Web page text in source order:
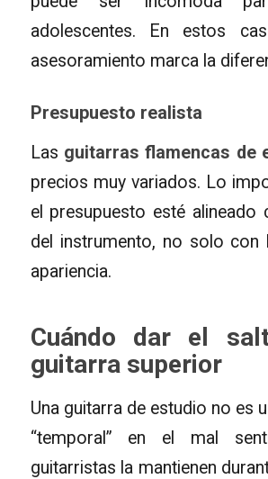
adolescentes. En estos
asesoramiento marca la
Presupuesto realista
Las guitarras flamencas de
precios muy variados. Lo
el presupuesto esté alineado
del instrumento, no solo con
apariencia.
Cuándo dar el
guitarra superior
Una guitarra de estudio no es
“temporal” en el mal
guitarristas la mantienen